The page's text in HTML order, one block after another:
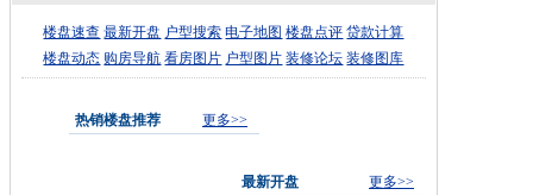
楼盘速查 最新开盘 户型搜索 电子地图 楼盘点评 贷款计算
楼盘动态 购房导航 看房图片 户型图片 装修论坛 装修图库
热销楼盘推荐 更多>>
最新开盘
更多>>